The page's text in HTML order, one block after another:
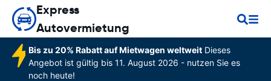
Express
Autovermietung
Bis zu 20% Rabatt auf Mietwagen weltweitDieses
Angebot ist gültig bis 11. August 2026 - nutzen Sie es
noch heute!